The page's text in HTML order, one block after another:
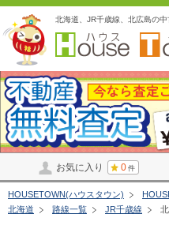
北海道、JR千歳線、北広島の
お気に入り 0 件
HOUSETOWN(ハウスタウン)
北海道
路線一覧 JR千歳線